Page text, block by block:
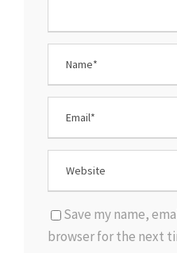
Save my name,
browser for the next